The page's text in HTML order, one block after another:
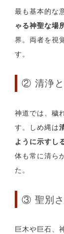
最も基本的な
ゃる神聖な場
界。両者を視
す。
② 清浄
神道では、穢
す。しめ縄は
ように示すし
体も常に清ら
た。
③ 聖別さ
巨木や巨石、